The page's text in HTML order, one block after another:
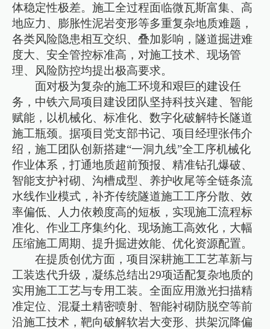
体稳定性极差。施工全过程面临微瓦斯富集、高
地应力、膨胀性泥岩变形等多重复杂地质难题，
各类风险隐患相互交织、叠加影响，隧道掘进难
度大、安全管控标准高，对施工技术、现场管
理、风险防控均提出极高要求。
面对极为复杂的施工环境和艰巨的建设任
务，中铁六局项目建设团队坚持科技兴建、智能
赋能，以机械化、标准化、数字化破解特长隧道
施工瓶颈。据项目党支部书记、项目经理张伟介
绍，施工团队创新搭建“一洞九线”全工序机械化
作业体系，打通地质超前预报、精准钻孔爆破、
智能支护衬砌、沟槽成型、养护收尾等全链条流
水线作业模式，补齐传统隧道施工工序分散、效
率偏低、人力依赖度高的短板，实现施工流程标
准化、作业工序集约化、现场施工高效化，大幅
压缩施工周期、提升掘进效能、优化资源配置。
在提质创优方面，项目深耕施工工艺革新与
工装迭代升级，凝练总结出29项适配复杂地质的
实用施工工艺与专用工装。全面应用激光扫描精
准定位、混凝土精密喷射、智能衬砌防脱空等前
沿施工技术，靶向破解软岩大变形、拱架沉降偏